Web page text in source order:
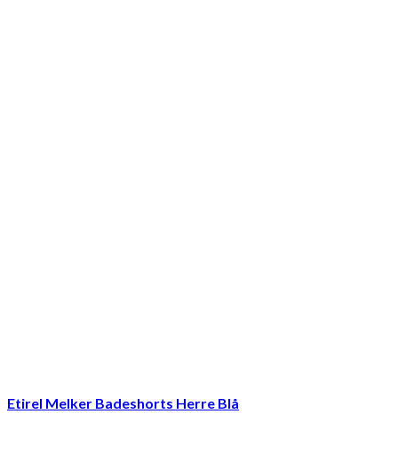
Etirel Melker Badeshorts Herre Blå